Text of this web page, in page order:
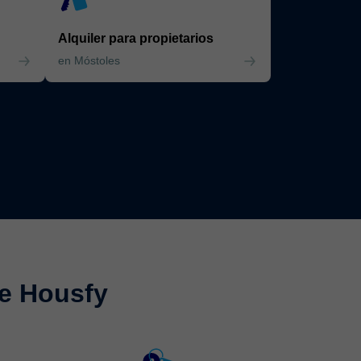
Alquiler para propietarios
en Móstoles
Housfy